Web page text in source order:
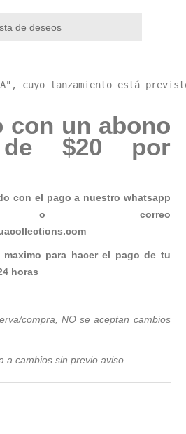
de deseos
cuyo lanzamiento está
con un abono
de $20 por
con el pago a nuestro whatsapp
o correo
maximo para hacer el pago de tu
horas
compra, NO se aceptan cambios
a cambios sin previo aviso.